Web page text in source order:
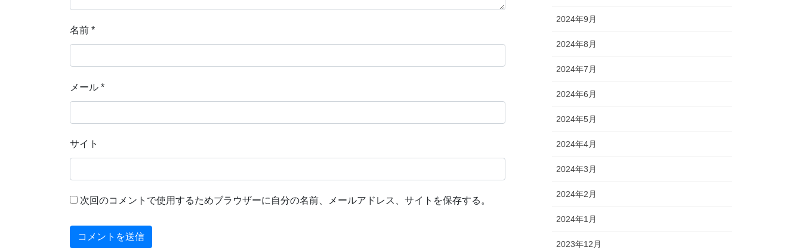
名前 *
メール *
サイト
次回のコメントで使用するためブラウザーに自分の名前、メールアドレス、サイトを保存する。
2024年9月
2024年8月
2024年7月
2024年6月
2024年5月
2024年4月
2024年3月
2024年2月
2024年1月
2023年12月